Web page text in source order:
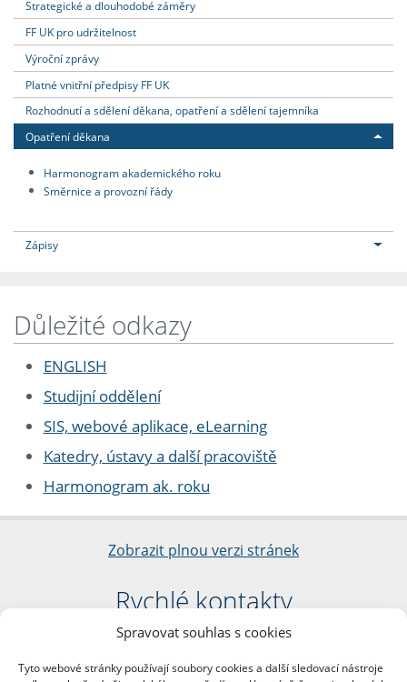
Spravovat souhlas s cookies
Tyto webové stránky používají soubory cookies a další sledovací nástroje
Strategické a dlouhodobé záměry
FF UK pro udržitelnost
Výroční zprávy
Platné vnitřní předpisy FF UK
Rozhodnutí a sdělení děkana, opatření a sdělení tajemníka
Opatření děkana
Harmonogram akademického roku
Směrnice a provozní řády
Zápisy
Důležité odkazy
ENGLISH
Studijní oddělení
SIS, webové aplikace, eLearning
Katedry, ústavy a další pracoviště
Harmonogram ak. roku
Zobrazit plnou verzi stránek
Rychlé kontakty
Filozofická fakulta
nám. Jana Palacha 1/2